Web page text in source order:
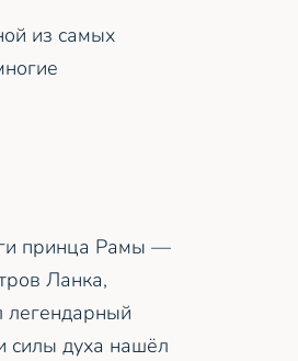
из самых
принца Рамы —
Ланка,
легендарный
силы духа нашёл